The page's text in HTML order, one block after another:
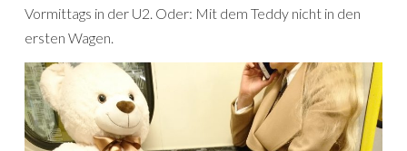
Vormittags in der U2. Oder: Mit dem Teddy nicht in den
ersten Wagen.